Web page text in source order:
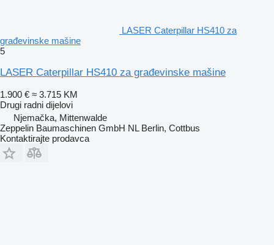
LASER Caterpillar HS410 za
građevinske mašine
5
LASER Caterpillar HS410 za građevinske mašine
1.900 € ≈ 3.715 KM
Drugi radni dijelovi
Njemačka, Mittenwalde
Zeppelin Baumaschinen GmbH NL Berlin, Cottbus
Kontaktirajte prodavca